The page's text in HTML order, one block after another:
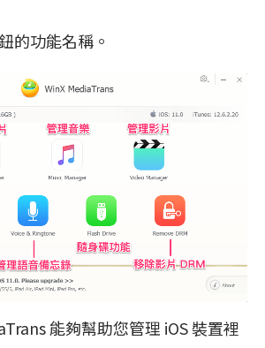
的功能名稱。
能夠幫助您管理 iOS 裝置裡